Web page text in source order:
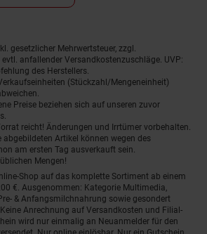
gesetzlicher Mehrwertsteuer, zzgl.
evtl. anfallender Versandkostenzuschläge. UVP:
des Herstellers.
(Stückzahl/Mengeneinheit)
Preise beziehen sich auf unseren zuvor
reicht! Änderungen und Irrtümer vorbehalten.
Artikel können wegen des
am ersten Tag ausverkauft sein.
Mengen!
Shop auf das komplette Sortiment ab einem
€. Ausgenommen: Kategorie Multimedia,
& Anfangsmilchnahrung sowie gesondert
Anrechnung auf Versandkosten und Filial-
wird nur einmalig an Neuanmelder für den